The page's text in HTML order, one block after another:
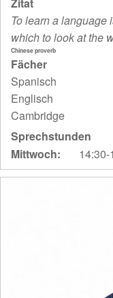
To learn a language
which to look at the
Chinese proverb
Fächer
Spanisch
Englisch
Cambridge
Sprechstunden
Mittwoch:
14:30-